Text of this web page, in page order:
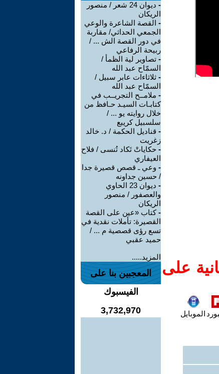
على
الموبايل
-
ديوان 24 شعر / منصور
الريكان
- القصة الشاعرة والوعي
الجمعي الحداثي/ مقاربة
في دور القصة الش ... /
ربيحة الرفاعي
- تصاوير لية الظمأ /
السمّاح عبد الله
- ثلاثاءات عابر سبيل /
السمّاح عبد الله
- ملامــح التجريــب في
كتابـات السيـد حـافظ من
خلال روايته يو ... /
سلسبيل كريبع
- قناديل الحكمة / د. خالد
زغريت
- حكاياتْ تَكاد تُنسى / فلاح
العيفاري
- وعي ـ قصص قصيرة جدا
/ حسين جداونه
-
ديوان 23 الحاوي
والعصفور / منصور
الريكان
-كتاب «عين على القصة
القصيرة: تأملات نقدية في
تسع رؤى قصصية م ... /
حميد عقبي
المزيد.....
المعجبين بنا على
الفيسبوك
3,732,970